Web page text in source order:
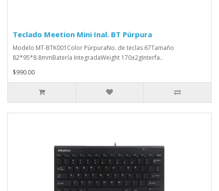
Teclado Meetion Mini Inal. BT Púrpura
Modelo MT-BTK001Color PúrpuraNo. de teclas 67Tamaño
82*95*8.8mmBatería IntegradaWeight 170±2gInterfa..
$990.00